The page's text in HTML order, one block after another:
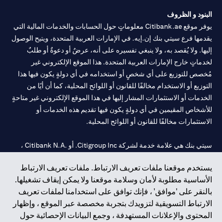
يستخدم موقعنا ملفات تعريف الارتباط. ملفات تعريف الارتباط
الأساسية مطلوبة لأمان وسلامة موقعنا ولا يمكن إيقاف تشغيلها.
بالنقر على 'موافق' ، فإنك توافق على استخدامنا لملفات تعريف
الارتباط التسويقية لتزويدك بتجربة مخصصة عبر الموقع ، وإظهار
المحتوى والإعلانات المستهدفة ، وجمع البيانات الإحصائية حول
البنود و الظروف
يوفر موقع Citibank.ae معلوماتٍ حول الحسابات والخدمات المالية التي
يقدمها فرع سيتي بنك إن.إيه. في الإمارات العربية المتحدة، ويتيح الوصول
إليها. ولا يُقصد به، ولا ينبغي تفسيره على أنه، عرضٌ أو دعوةٌ أو طلبٌ
لخدماتٍ خارج الإمارات العربية المتحدة. هذا الموقع الإلكتروني غير
مُخصص للتوزيع على أي شخصٍ أو استخدامه في أي دولةٍ يكون فيها هذا
التوزيع أو الاستخدام مخالفًا للقانون أو اللوائح المحلية، كما أن أيًا من
الخدمات أو الاستثمارات المشار إليها في هذا الموقع الإلكتروني غير متاحةٍ
للأشخاص المقيمين في أي دولةٍ يكون فيها تقديم هذه الخدمات أو
الاستثمارات مخالفًا للقانون أو اللوائح المحلية.
سيتي بنك هي علامة خدمة لشركة Citigroup Inc. أو .Citibank N.A ،
سيتي بنك إن. إيه. الإمارات مسجل لدى مصرف الإمارات المركزي تحت
أرقام التراخيص 202563 لفرع الوصل في دبي، 531989 لفرع مول
الإمارات في دبي، وCN-1002019لفرع أبوظبي. هاتف: 4000 311 04.
فرع سيتي بنك إن إيه - الإمارات العربية المتحدة مرخص من مصرف